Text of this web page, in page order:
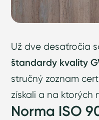
Už dve desaťročia
štandardy kvality
stručný zoznam
získali a na ktorých
Norma ISO